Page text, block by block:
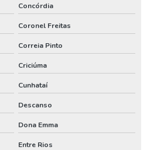
artesiano
artesiano
artesiano
Concórdia
Coronel Freitas
Correia Pinto
Criciúma
Cunhataí
Descanso
Dona Emma
Entre Rios